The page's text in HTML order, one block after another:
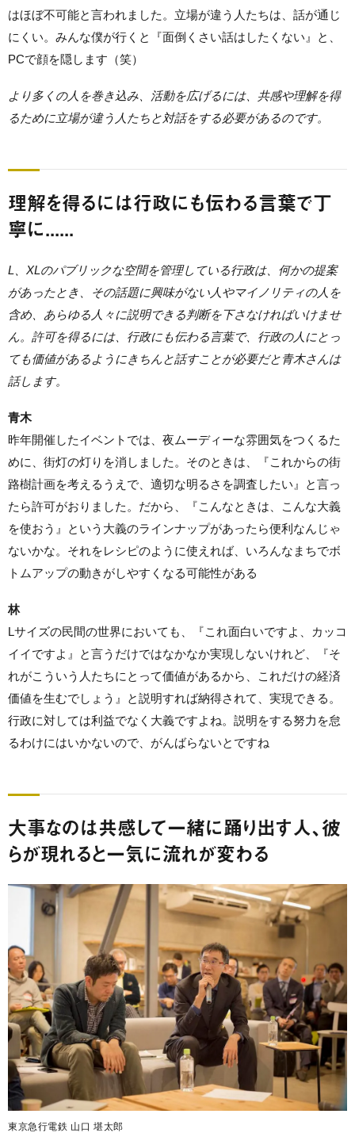
はほぼ不可能と言われました。立場が違う人たちは、話が通じ
にくい。みんな僕が行くと『面倒くさい話はしたくない』と、
PCで顔を隠します（笑）
より多くの人を巻き込み、活動を広げるには、共感や理解を得
るために立場が違う人たちと対話をする必要があるのです。
理解を得るには行政にも伝わる言葉で丁
寧に......
L、XLのパブリックな空間を管理している行政は、何かの提案
があったとき、その話題に興味がない人やマイノリティの人を
含め、あらゆる人々に説明できる判断を下さなければいけませ
ん。許可を得るには、行政にも伝わる言葉で、行政の人にとっ
ても価値があるようにきちんと話すことが必要だと青木さんは
話します。
青木
昨年開催したイベントでは、夜ムーディーな雰囲気をつくるた
めに、街灯の灯りを消しました。そのときは、『これからの街
路樹計画を考えるうえで、適切な明るさを調査したい』と言っ
たら許可がおりました。だから、『こんなときは、こんな大義
を使おう』という大義のラインナップがあったら便利なんじゃ
ないかな。それをレシピのように使えれば、いろんなまちでボ
トムアップの動きがしやすくなる可能性がある
林
Lサイズの民間の世界においても、『これ面白いですよ、カッコ
イイですよ』と言うだけではなかなか実現しないけれど、『そ
れがこういう人たちにとって価値があるから、これだけの経済
価値を生むでしょう』と説明すれば納得されて、実現できる。
行政に対しては利益でなく大義ですよね。説明をする努力を怠
るわけにはいかないので、がんばらないとですね
大事なのは共感して一緒に踊り出す人、彼
らが現れると一気に流れが変わる
東京急行電鉄 山口 堪太郎